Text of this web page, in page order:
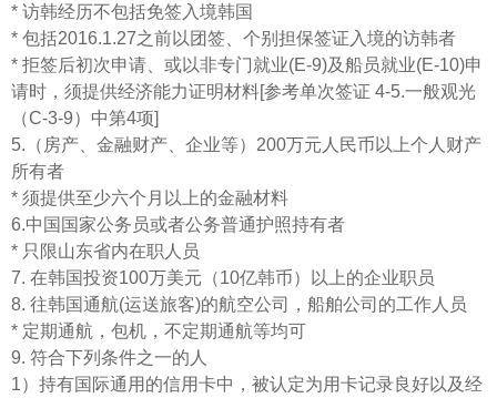
* 访韩经历不包括免签入境韩国
* 包括2016.1.27之前以团签、个别担保签证入境的访韩者
* 拒签后初次申请、或以非专门就业(E-9)及船员就业(E-10)申
请时，须提供经济能力证明材料[参考单次签证 4-5.一般观光
（C-3-9）中第4项]
5.（房产、金融财产、企业等）200万元人民币以上个人财产
所有者
* 须提供至少六个月以上的金融材料
6.中国国家公务员或者公务普通护照持有者
* 只限山东省内在职人员
7. 在韩国投资100万美元（10亿韩币）以上的企业职员
8. 往韩国通航(运送旅客)的航空公司，船舶公司的工作人员
* 定期通航，包机，不定期通航等均可
9. 符合下列条件之一的人
1）持有国际通用的信用卡中，被认定为用卡记录良好以及经